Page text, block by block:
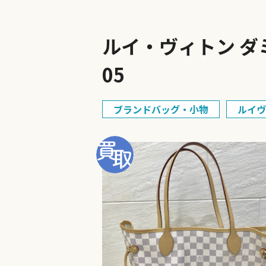
ルイ・ヴィトン
05
ブランドバッグ・小物 ルイ